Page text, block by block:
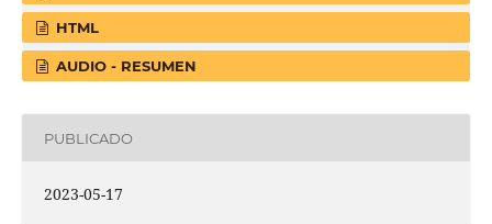
HTML
AUDIO - RESUMEN
PUBLICADO
2023-05-17